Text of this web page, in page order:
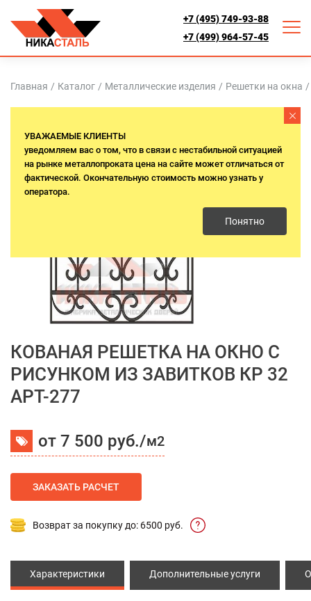
+7 (495) 749-93-88
+7 (499) 964-57-45
Главная / Каталог / Металлические изделия / Решетки на окна /
КОВАНАЯ РЕШЕТКА НА ОКНО С
РИСУНКОМ ИЗ ЗАВИТКОВ КР 32
АРТ-277
от 7 500 руб./м2
ЗАКАЗАТЬ РАСЧЕТ
Возврат за покупку до: 6500 руб.
Характеристики Дополнительные услуги
УВАЖАЕМЫЕ КЛИЕНТЫ
уведомляем вас о том, что в связи с нестабильной ситуацией
на рынке металлопроката цена на сайте может отличаться от
фактической. Окончательную стоимость можно узнать у
оператора.
Понятно